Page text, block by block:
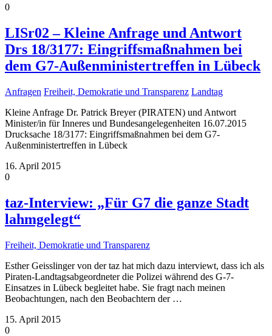
0
LISr02 – Kleine Anfrage und Antwort
Drs 18/3177: Eingriffsmaßnahmen bei
dem G7-Außenministertreffen in Lübeck
Anfragen Freiheit, Demokratie und Transparenz Landtag
Kleine Anfrage Dr. Patrick Breyer (PIRATEN) und Antwort
Minister/in für Inneres und Bundesangelegenheiten 16.07.2015
Drucksache 18/3177: Eingriffsmaßnahmen bei dem G7-
Außenministertreffen in Lübeck
16. April 2015
0
taz-Interview: „Für G7 die ganze Stadt
lahmgelegt“
Freiheit, Demokratie und Transparenz
Esther Geisslinger von der taz hat mich dazu interviewt, dass ich als
Piraten-Landtagsabgeordneter die Polizei während des G-7-
Einsatzes in Lübeck begleitet habe. Sie fragt nach meinen
Beobachtungen, nach den Beobachtern der …
15. April 2015
0